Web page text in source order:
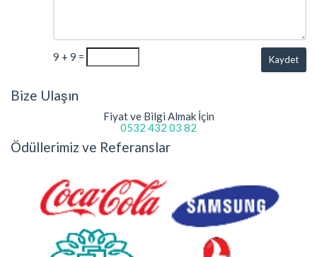
9 + 9 = Kaydet
Bize Ulaşın
Fiyat ve Bilgi Almak İçin
0532 432 03 82
Ödüllerimiz ve Referanslar